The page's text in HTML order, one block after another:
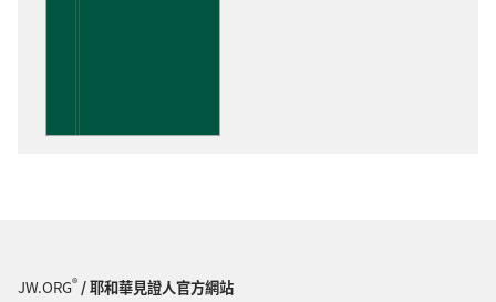
JW.ORG®/ 耶和華見證人官方網站